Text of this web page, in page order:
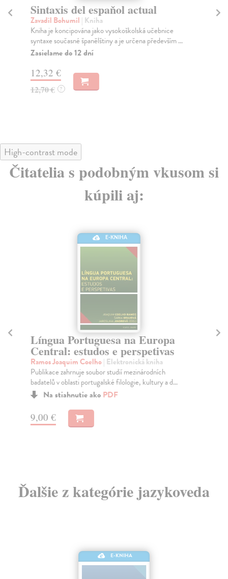
Sintaxis del espaňol actual
Zavadil Bohumil | Kniha
Kniha je koncipována jako vysokoškolská učebnice
syntaxe současné španělštiny a je určena především ...
Zasielame do 12 dní
12,32 €
12,70 € ?
High-contrast mode
Čitatelia s podobným vkusom si
kúpili aj:
E-KNIHA
Língua Portuguesa na Europa
Central: estudos e perspetivas
Ramos Joaquim Coelho| Elektronická kniha
Publikace zahrnuje soubor studií mezinárodních
badatelů v oblasti portugalské filologie, kultury a d...
Na stiahnutie ako PDF
9,00 €
Ďalšie z kategórie jazykoveda
E-KNIHA